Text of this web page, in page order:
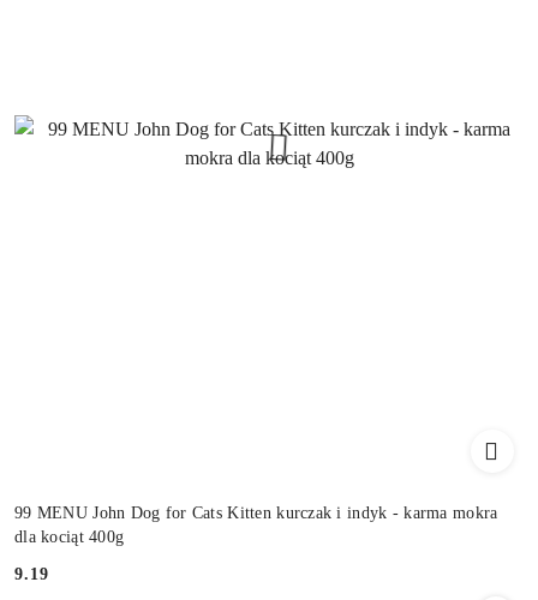
99 MENU John Dog for Cats Kitten kurczak i indyk - karma mokra
dla kociąt 400g
Cena:
9.19